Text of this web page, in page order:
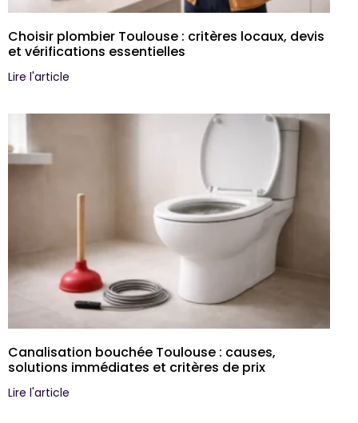
Choisir plombier Toulouse : critères locaux, devis
et vérifications essentielles
Lire l'article
Canalisation bouchée Toulouse : causes,
solutions immédiates et critères de prix
Lire l'article